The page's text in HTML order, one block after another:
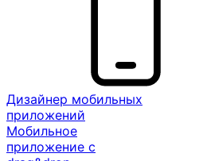
Дизайнер мобильных
приложений
Мобильное
приложение с